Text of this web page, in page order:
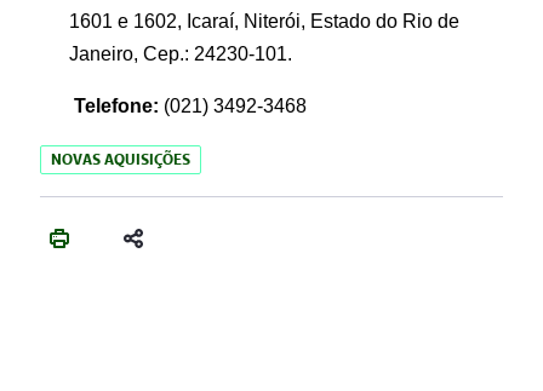
1601 e 1602, Icaraí, Niterói, Estado do Rio de
Janeiro, Cep.: 24230-101.
Telefone: (021) 3492-3468
NOVAS AQUISIÇÕES